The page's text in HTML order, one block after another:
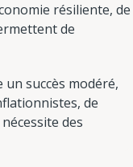
résiliente, de
de
succès modéré,
de
des